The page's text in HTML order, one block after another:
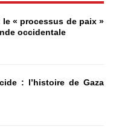
« processus de paix »
occidentale
: l’histoire de Gaza